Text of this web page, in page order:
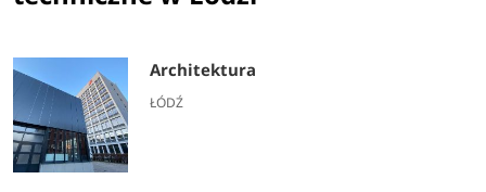
Architektura
ŁÓDŹ